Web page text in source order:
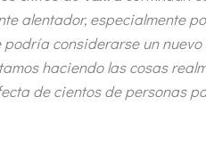
alentador, especialmente
considerarse un
haciendo las cosas
de cientos de personas